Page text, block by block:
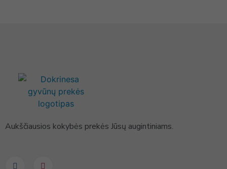
Aukščiausios kokybės prekės Jūsų augintiniams.